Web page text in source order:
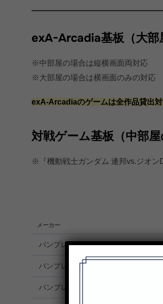
exA-Arcadia基板（大部
※中部屋の場合は縦横画面両対応
※大部屋の場合は横画面のみの対応
exA-Arcadiaのゲームは全作品貸出対
対戦ゲーム基板（中部屋
※『機動戦士ガンダム 連邦vs.ジオン
メーカー
バンプレスト
バンプレスト
バンプレスト